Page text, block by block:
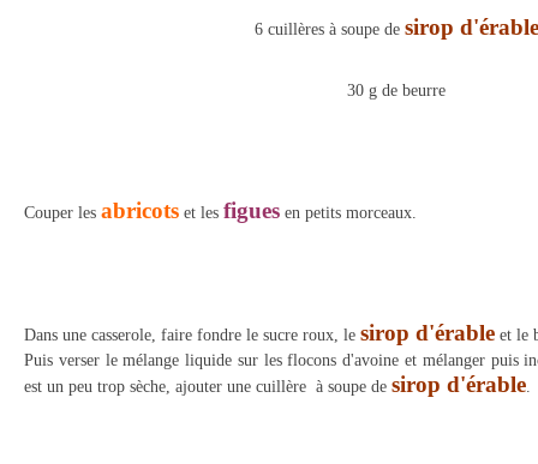
6 cuillères à soupe de sirop d'érable
30 g de beurre
Couper les abricots et les figues en petits morceaux.
Dans une casserole, faire fondre le sucre roux, le sirop d'érable et le
Puis verser le mélange liquide sur les flocons d'avoine et mélanger puis
est un peu trop sèche, ajouter une cuillère à soupe de sirop d'érable.